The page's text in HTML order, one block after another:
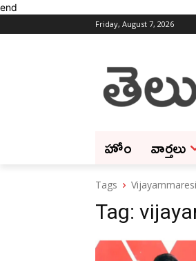
end
Friday, August 7, 2026
హోం వార్తలు
Tags
Tag: